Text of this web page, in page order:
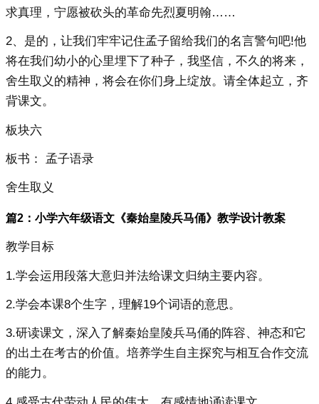
求真理，宁愿被砍头的革命先烈夏明翰……
2、是的，让我们牢牢记住孟子留给我们的名言警句吧!他
将在我们幼小的心里埋下了种子，我坚信，不久的将来，
舍生取义的精神，将会在你们身上绽放。请全体起立，齐
背课文。
板块六
板书： 孟子语录
舍生取义
篇2：小学六年级语文《秦始皇陵兵马俑》教学设计教案
教学目标
1.学会运用段落大意归并法给课文归纳主要内容。
2.学会本课8个生字，理解19个词语的意思。
3.研读课文，深入了解秦始皇陵兵马俑的阵容、神态和它
的出土在考古的价值。培养学生自主探究与相互合作交流
的能力。